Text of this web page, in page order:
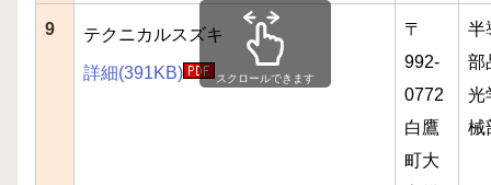
9 テクニカルスズキ
詳細(391KB)
〒
992-
0772
白鷹
町大
半
部
光
械
スクロールできます